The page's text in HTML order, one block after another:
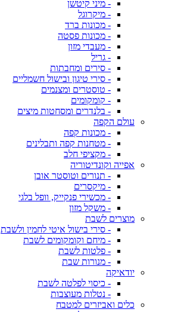
- מיני קיטשן
- מיקרוגל
- מכונות ברד
- מכונות פסטה
- מעבדי מזון
- גריל
- סירים ומחבתות
- סירי טיגון ובישול חשמליים
- טוסטרים ומצנמים
- קומקומים
- בלנדרים ומסחטות מיצים
עולם הקפה
- מכונות קפה
- מטחנות קפה ותבלינים
- מקציפי חלב
אפייה וקונדיטוריה
- תנורים וטוסטר אובן
- מיקסרים
- מכשירי פנקייק, וופל בלגי
- משקל מזון
מוצרים לשבת
- סירי בישול איטי לחמין ולשבת
- מיחם וקומקומים לשבת
- פלטות לשבת
- מנורות שבת
יודאיקה
- כיסוי לפלטה לשבת
- נטלות מעוצבות
כלים ואביזרים למטבח